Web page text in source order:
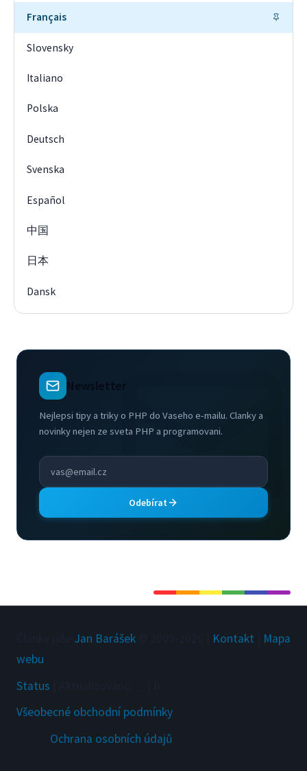
Français
Slovensky
Italiano
Polska
Deutsch
Svenska
Español
中国
日本
Dansk
Newsletter
Nejlepsi tipy a triky o PHP do Vaseho e-mailu. Clanky a
novinky nejen ze sveta PHP a programovani.
Odebírat
Jan Barášek Kontakt
Mapa
webu
Status
Všeobecné obchodní podmínky
Ochrana osobních údajů